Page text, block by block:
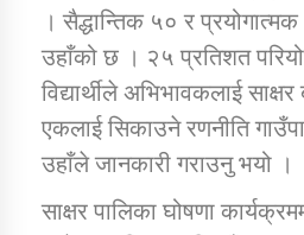
कार्यक्रम
। सैद्धान्तिक ५० र
उहाँको छ । २५ प्रतिशत
विद्यार्थीले अभिभावकलाई
एकलाई सिकाउने रणनीति
उहाँले जानकारी गराउनु भयो ।
साक्षर पालिका घोषणा